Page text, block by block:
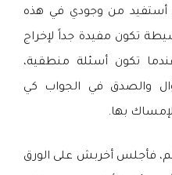
من وجودي في هذه
تكون مفيدة جداً لإخراج
تكون أسئلة منطقية،
والصدق في الجواب كي
بها.
فأجلس أخربش على الورق